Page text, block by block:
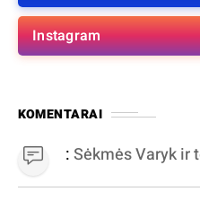
Instagram
KOMENTARAI
:Sėkmės Varyk ir